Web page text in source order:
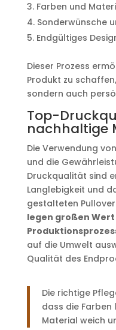
Farben und
Sonderwünsche
Endgültiges
Dieser Prozess
Produkt zu
sondern auch
Top-
nachhaltige
Die Verwendung von
und die
Druckqualität sind
Langlebigkeit und
gestalteten
legen großen
auf die Umwelt
Qualität des
Die richtige
dass die
Material weich